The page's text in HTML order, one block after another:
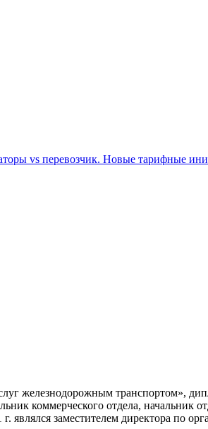
vs перевозчик. Новые тарифные
железнодорожным транспортом»,
коммерческого отдела, начальник
являлся заместителем директора по